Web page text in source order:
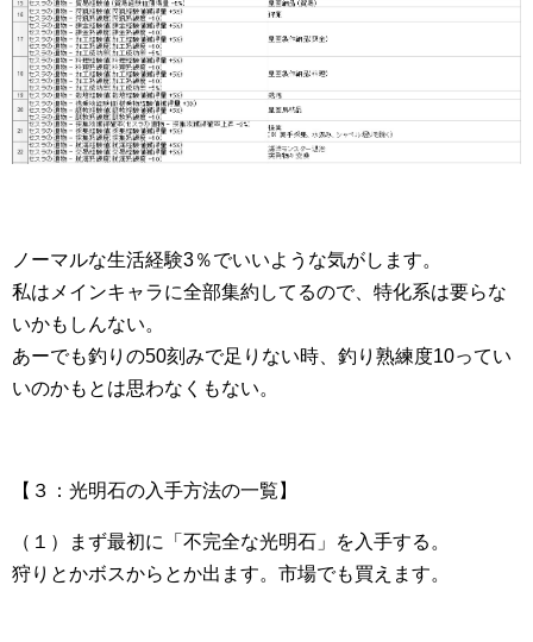
ノーマルな生活経験3％でいいような気がします。
私はメインキャラに全部集約してるので、特化系は要らな
いかもしんない。
あーでも釣りの50刻みで足りない時、釣り熟練度10ってい
いのかもとは思わなくもない。
【３：光明石の入手方法の一覧】
（１）まず最初に「不完全な光明石」を入手する。
狩りとかボスからとか出ます。市場でも買えます。